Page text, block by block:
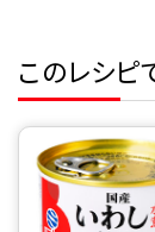
このレシ